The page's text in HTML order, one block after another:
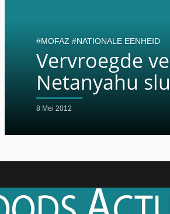
Vervroegde
Netanyahu
8 Mei 2012
MOFAZ NATIONALE EENHEID